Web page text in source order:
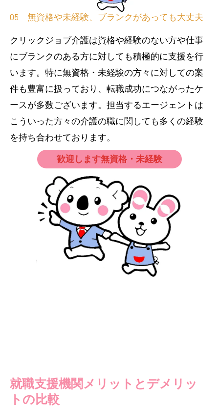
05 無資格や未経験、ブランクがあっても大丈夫
クリックジョブ介護は資格や経験のない方や仕事
にブランクのある方に対しても積極的に支援を行
います。特に無資格・未経験の方々に対しての案
件も豊富に扱っており、転職成功につながったケ
ースが多数ございます。担当するエージェントは
こういった方々の介護の職に関しても多くの経験
を持ち合わせております。
歓迎します無資格・未経験
就職支援機関メリットとデメリッ
トの比較